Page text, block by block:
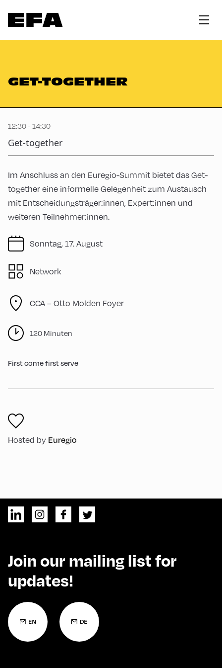
GET-TOGETHER
12:30 - 14:30
Get-together
Sonntag, 17. August
Network
CCA – Otto Molden Foyer
120 Minuten
First come first serve
Im Anschluss an den Euregio-Summit bietet das Get-
together eine informelle Gelegenheit zum Austausch
mit Entscheidungsträger:innen, Expert:innen und
weiteren Teilnehmer:innen.
Hosted by Euregio
Join our mailing list for
updates!